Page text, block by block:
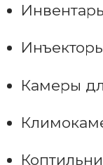
Инвентарь
Камеры
Коптильни